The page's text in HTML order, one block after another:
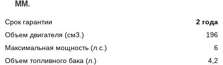
ММ.
Срок гарантии
2 года
Объем двигателя (см3.)
196
Максимальная мощность (л.с.)
6
Объем топливного бака (л.)
4,2